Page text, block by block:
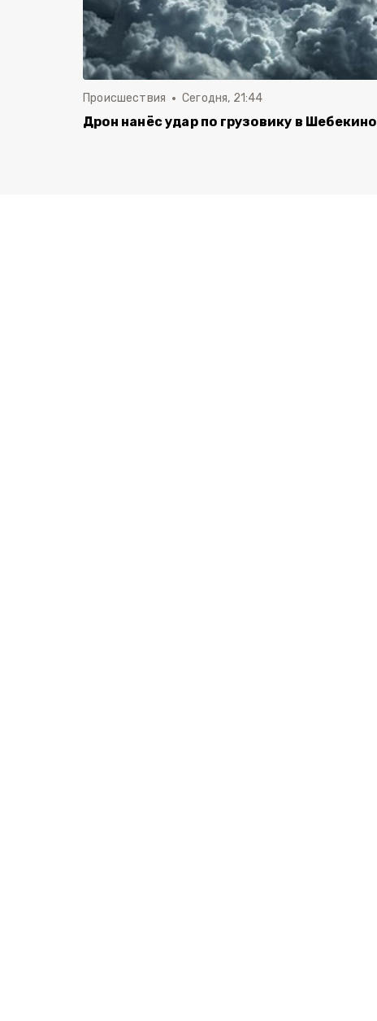
Происшествия Сегодня, 21:44
Дрон нанёс удар по грузовику в Шебекино